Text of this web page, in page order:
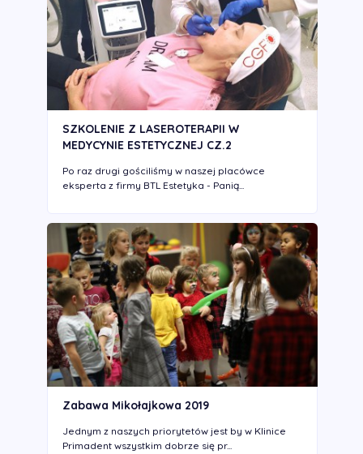
SZKOLENIE Z LASEROTERAPII W
MEDYCYNIE ESTETYCZNEJ CZ.2
Po raz drugi gościliśmy w naszej placówce
eksperta z firmy BTL Estetyka - Panią...
Zabawa Mikołajkowa 2019
Jednym z naszych priorytetów jest by w Klinice
Primadent wszystkim dobrze się pr...